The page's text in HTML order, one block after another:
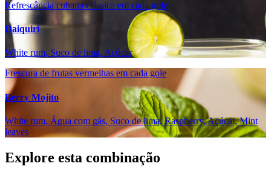
Refrescância cubana clássica em cada gole
Daiquiri
White rum, Suco de lima, Açúcar
Frescura de frutas vermelhas em cada gole
Berry Mojito
White rum, Água com gás, Suco de lima, Raspberry, Açúcar, Mint
leaves
Explore esta combinação